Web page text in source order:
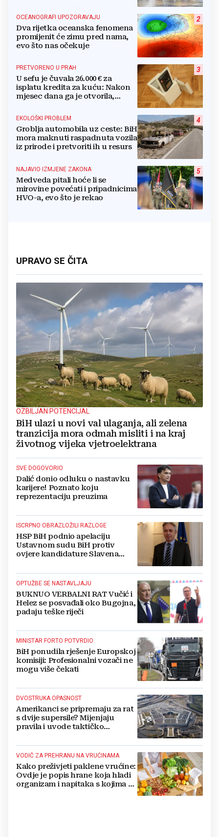
2
OCEANOGRAFI UPOZORAVAJU
Dva rijetka oceanska fenomena
promijenit će zimu pred nama,
evo što nas očekuje
3
PRETVORENO U PRAH
U sefu je čuvala 26.000 € za
isplatu kredita za kuću: Nakon
mjesec dana ga je otvorila,
4
EKOLOŠKI PROBLEM
Groblja automobila uz ceste: BiH
mora maknuti raspadnuta vozila
iz prirode i pretvoriti ih u resurs
5
NAJAVIO IZMJENE ZAKONA
Medveda pitali hoće li se
mirovine povećati i pripadnicima
HVO-a, evo što je rekao
UPRAVO SE ČITA
OZBILJAN POTENCIJAL
BiH ulazi u novi val ulaganja, ali zelena
tranzicija mora odmah misliti i na kraj
životnog vijeka vjetroelektrana
SVE DOGOVORIO
Dalić donio odluku o nastavku
karijere! Poznato koju
reprezentaciju preuzima
ISCRPNO OBRAZLOŽILI RAZLOGE
HSP BiH podnio apelaciju
Ustavnom sudu BiH protiv
ovjere kandidature Slavena
OPTUŽBE SE NASTAVLJAJU
BUKNUO VERBALNI RAT Vučić i
Helez se posvađali oko Bugojna,
padaju teške riječi
MINISTAR FORTO POTVRDIO
BiH ponudila rješenje Europskoj
komisiji: Profesionalni vozači ne
mogu više čekati
DVOSTRUKA OPASNOST
Amerikanci se pripremaju za rat
s dvije supersile? Mijenjaju
pravila i uvode taktičko
VODIČ ZA PREHRANU NA VRUĆINAMA
Kako preživjeti paklene vrućine:
Ovdje je popis hrane koja hladi
organizam i napitaka s kojima si